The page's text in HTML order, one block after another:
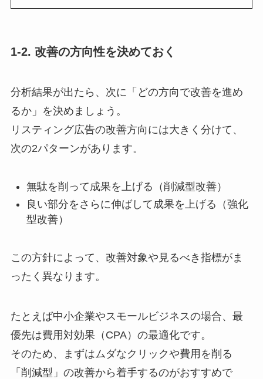
1-2. 改善の方向性を決めておく
分析結果が出たら、次に「どの方向で改善を進め
るか」を決めましょう。
リスティング広告の改善方向には大きく分けて、
次の2パターンがあります。
無駄を削って成果を上げる（削減型改善）
良い部分をさらに伸ばして成果を上げる（強化
型改善）
この方針によって、改善対象や見るべき指標がま
ったく異なります。
たとえば中小企業やスモールビジネスの場合、最
優先は費用対効果（CPA）の最適化です。
そのため、まずはムダなクリックや費用を削る
「削減型」の改善から着手するのがおすすめで